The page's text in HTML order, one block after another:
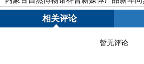
相关评论
暂无评论